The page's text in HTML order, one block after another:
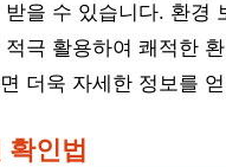
을 수 있습니다. 환경
극 활용하여 쾌적한
더욱 자세한 정보를
인법